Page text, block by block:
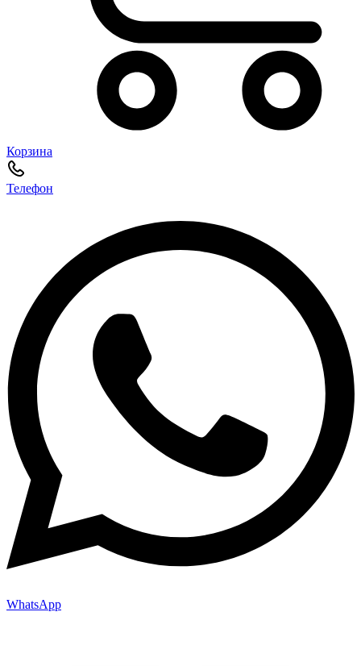
Корзина
Телефон
WhatsApp